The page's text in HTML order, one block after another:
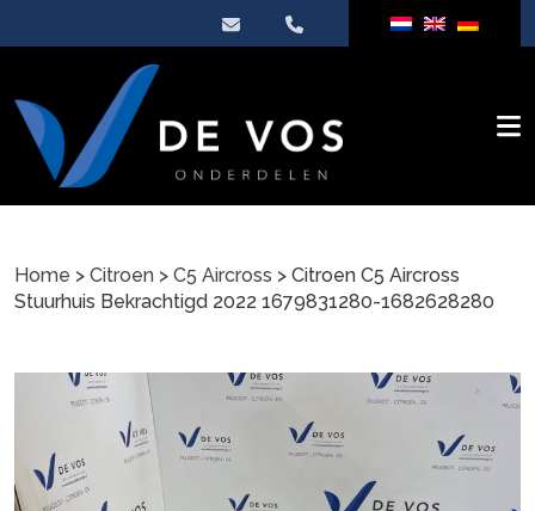
Home > Citroen > C5 Aircross > Citroen C5 Aircross
Stuurhuis Bekrachtigd 2022 1679831280-1682628280